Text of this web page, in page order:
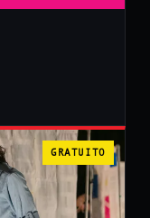
GRATUITO